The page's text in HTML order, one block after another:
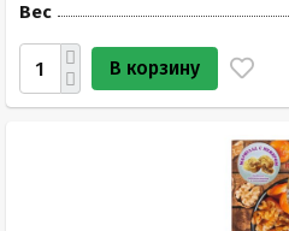
Вес
В корзину